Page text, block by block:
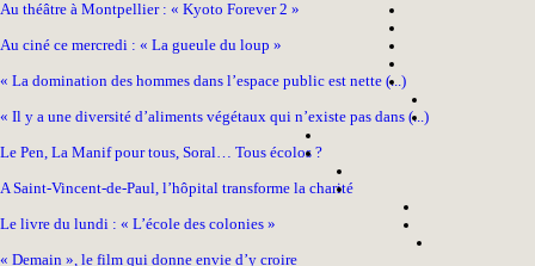
Au théâtre à Montpellier : « Kyoto Forever 2 »
Au ciné ce mercredi : « La gueule du loup »
« La domination des hommes dans l’espace public est nette (...)
« Il y a une diversité d’aliments végétaux qui n’existe pas dans (...)
Le Pen, La Manif pour tous, Soral… Tous écolos ?
A Saint-Vincent-de-Paul, l’hôpital transforme la charité
Le livre du lundi : « L’école des colonies »
« Demain », le film qui donne envie d’y croire